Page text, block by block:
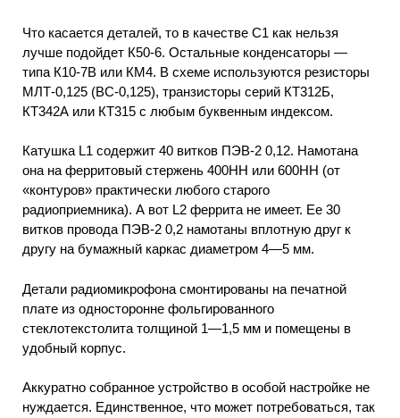
Что касается деталей, то в качестве С1 как нельзя
лучше подойдет К50-6. Остальные конденсаторы —
типа К10-7В или КМ4. В схеме используются резисторы
МЛТ-0,125 (ВС-0,125), транзисторы серий КТ312Б,
КТ342А или КТ315 с любым буквенным индексом.
Катушка L1 содержит 40 витков ПЭВ-2 0,12. Намотана
она на ферритовый стержень 400НН или 600НН (от
«контуров» практически любого старого
радиоприемника). А вот L2 феррита не имеет. Ее 30
витков провода ПЭВ-2 0,2 намотаны вплотную друг к
другу на бумажный каркас диаметром 4—5 мм.
Детали радиомикрофона смонтированы на печатной
плате из односторонне фольгированного
стеклотекстолита толщиной 1—1,5 мм и помещены в
удобный корпус.
Аккуратно собранное устройство в особой настройке не
нуждается. Единственное, что может потребоваться, так